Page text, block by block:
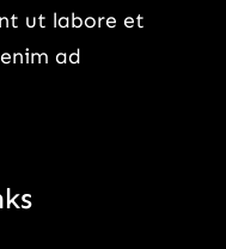
ut labore et
ad